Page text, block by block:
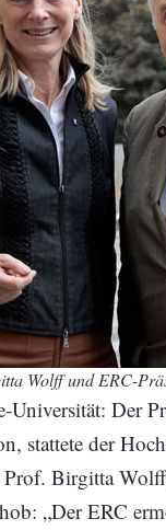
Wolff und ERC-
Der
stattete der
Birgitta
„Der ERC